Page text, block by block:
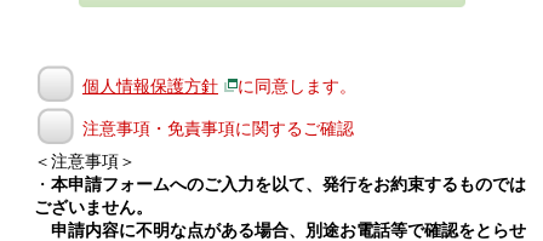
個人情報保護方針 に同意します。
注意事項・免責事項に関するご確認
＜注意事項＞
・ 本申請フォームへのご入力を以て、発行をお約束するものでは
ございません。
申請内容に不明な点がある場合、別途お電話等で確認をとらせ